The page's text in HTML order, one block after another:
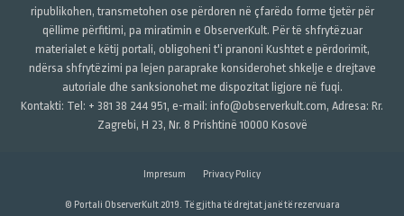
ripublikohen, transmetohen ose përdoren në çfarëdo forme tjetër për
qëllime përfitimi, pa miratimin e ObserverKult. Për të shfrytëzuar
materialet e këtij portali, obligoheni t'i pranoni Kushtet e përdorimit,
ndërsa shfrytëzimi pa lejen paraprake konsiderohet shkelje e drejtave
autoriale dhe sanksionohet me dispozitat ligjore në fuqi.
Kontakti: Tel: + 381 38 244 951, e-mail: info@observerkult.com, Adresa: Rr.
Zagrebi, H 23, Nr. 8 Prishtinë 10000 Kosovë
Impresum Privacy Policy
© Portali ObserverKult 2019. Të gjitha të drejtat janë të rezervuara